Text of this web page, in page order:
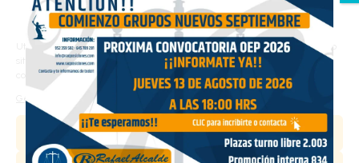
Gestionar el consentimiento
de las cookies
Utilizamos cookies propias y de terceros para analizar el tráfico en nuestro
sitio web y personalizar el contenido. Puede aceptar todas las cookies,
configurarlas según sus preferencias o rechazarlas.
Gestionar los servicios
Aceptar
Haz clic en «Estoy de acuerdo» para activar
Google maps